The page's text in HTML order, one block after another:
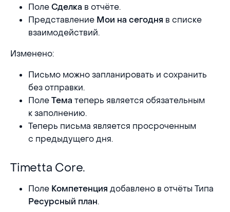
ПолеСделка в отчёте.
Представление Мои на сегодня в списке
взаимодействий.
Изменено:
Письмо можно запланировать и сохранить
без отправки.
ПолеТема теперь является обязательным
к заполнению.
Теперь письма является просроченным
с предыдущего дня.
Timetta Core.
Timetta Core.
Поле Компетенция добавлено в отчёты Типа
Ресурсный план.